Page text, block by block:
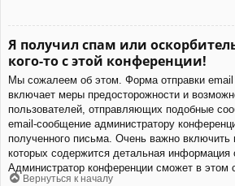
Я получил спам или
кого-то с этой конференции!
Мы сожалеем об этом. Форма отправки
включает меры предосторожности и
пользователей, отправляющих подобные
email-сообщение администратору
полученного письма. Очень важно включить
которых содержится детальная информация
Администратор конференции сможет в этом
Вернуться к началу